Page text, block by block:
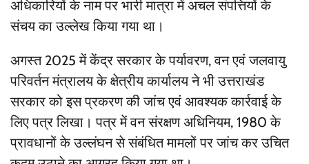
अधिकारियों के नाम पर भारी मात्रा में अचल संपत्तियों के
संचय का उल्लेख किया गया था।
अगस्त 2025 में केंद्र सरकार के पर्यावरण, वन एवं जलवायु
परिवर्तन मंत्रालय के क्षेत्रीय कार्यालय ने भी उत्तराखंड
सरकार को इस प्रकरण की जांच एवं आवश्यक कार्रवाई के
लिए पत्र लिखा। पत्र में वन संरक्षण अधिनियम, 1980 के
प्रावधानों के उल्लंघन से संबंधित मामलों पर जांच कर उचित